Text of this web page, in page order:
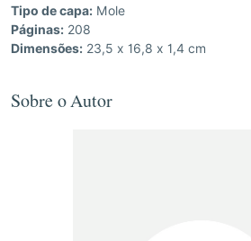
Tipo de capa: Mole
Páginas: 208
Dimensões: 23,5 x 16,8 x 1,4 cm
Sobre o Autor